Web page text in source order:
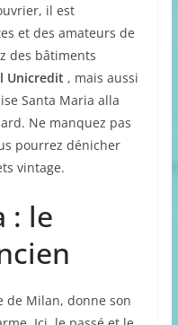
il est
et des amateurs de
des bâtiments
Unicredit , mais aussi
Santa Maria alla
Ne manquez pas
pourrez dénicher
vintage.
: le
de Milan, donne son